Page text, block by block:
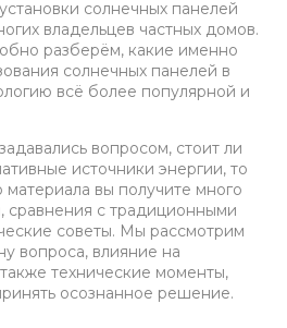
солнечных панелей
владельцев частных домов.
разберём, какие именно
солнечных панелей в
всё более популярной и
вопросом, стоит ли
источники энергии, то
материала вы получите много
сравнения с традиционными
советы. Мы рассмотрим
вопроса, влияние на
технические моменты,
осознанное решение.